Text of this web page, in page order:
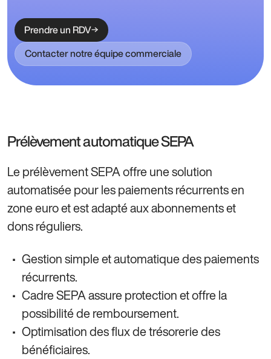
Prendre un RDV
Contacter notre équipe commerciale
Prélèvement automatique SEPA
Le prélèvement SEPA offre une solution
automatisée pour les paiements récurrents en
zone euro et est adapté aux abonnements et
dons réguliers.
Gestion simple et automatique des paiements
récurrents.
Cadre SEPA assure protection et offre la
possibilité de remboursement.
Optimisation des flux de trésorerie des
bénéficiaires.